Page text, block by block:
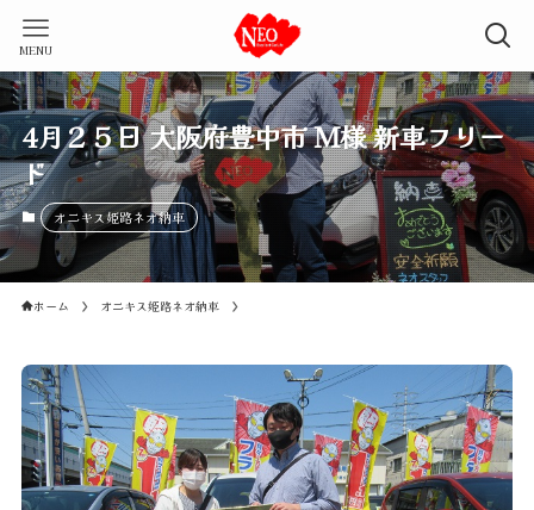
MENU
4月２５日 大阪府豊中市 Ｍ様 新車フリー
ド
オニキス姫路ネオ納車
ホーム オニキス姫路ネオ納車